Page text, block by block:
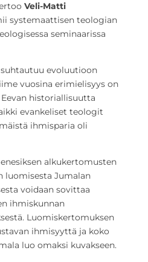
Veli-Matti
systemaattisen teologian
seminaarissa
evoluutioon
vuosina erimielisyys on
historiallisuutta
evankeliset teologit
ihmisparia oli
alkukertomusten
luomisesta Jumalan
voidaan sovittaa
ihmiskunnan
Luomiskertomuksen
ihmisyyttä ja koko
luo omaksi kuvakseen.